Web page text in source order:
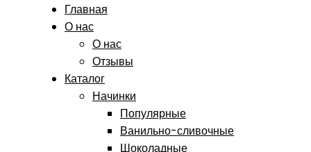
Главная
О нас
О нас
Отзывы
Каталог
Начинки
Популярные
Ванильно-сливочные
Шоколадные